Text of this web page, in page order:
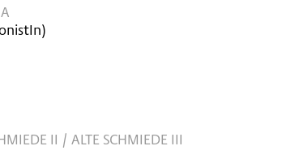
II / ALTE SCHMIEDE III